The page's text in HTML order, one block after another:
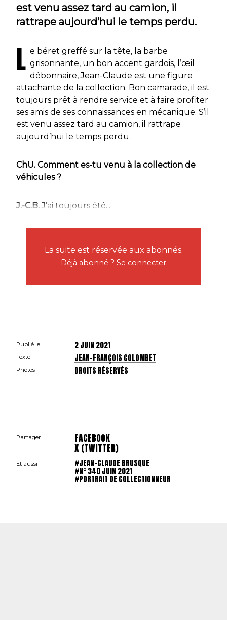
est venu assez tard au camion, il
rattrape aujourd’hui le temps perdu.
L e béret greffé sur la tête, la barbe
grisonnante, un bon accent gardois, l’œil
débonnaire, Jean-Claude est une figure
attachante de la collection. Bon camarade, il est
toujours prêt à rendre service et à faire profiter
ses amis de ses connaissances en mécanique. S’il
est venu assez tard au camion, il rattrape
aujourd’hui le temps perdu.
ChU. Comment es-tu venu à la collection de
véhicules ?
J.-C.B. J’ai toujours été...
La suite est réservée aux abonnés.
Déjà abonné ? Se connecter
Publié le 2 JUIN 2021
Texte JEAN-FRANÇOIS COLOMBET
Photos DROITS RÉSERVÉS
Partager FACEBOOK
X (TWITTER)
Et aussi #JEAN-CLAUDE BRUSQUE
#N° 340 JUIN 2021
#PORTRAIT DE COLLECTIONNEUR